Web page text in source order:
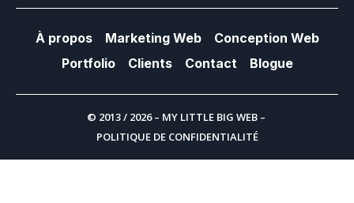
À propos Marketing Web
Conception Web
Portfolio
Clients Contact Blogue
© 2013 / 2026 – MY LITTLE BIG WEB –
POLITIQUE DE CONFIDENTIALITÉ